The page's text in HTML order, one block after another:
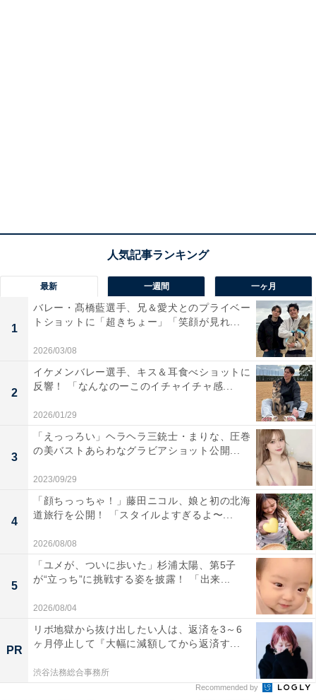
最新 一週間 一ヶ月
1
バレー・髙橋藍選手、兄＆愛犬とのプライベー
トショットに「超きちょー」「笑顔が見れ...
2026/03/08
2
イケメンバレー選手、キス＆耳食べショットに
反響！ 「なんなのーこのイチャイチャ感...
2026/01/29
3
「えっっろい」ヘラヘラ三銃士・まりな、圧巻
の美バストあらわなグラビアショット公開...
2023/09/29
4
「顔ちっっちゃ！」藤田ニコル、娘と初の北海
道旅行を公開！ 「スタイルよすぎるよ〜...
2026/08/08
5
「ユメが、ついに歩いた」杉浦太陽、第5子
が“立っち”に挑戦する姿を披露！ 「出来...
2026/08/04
PR
リボ地獄から抜け出したい人は、返済を3～6
ヶ月停止して『大幅に減額してから返済す...
渋谷法務総合事務所
Recommended by